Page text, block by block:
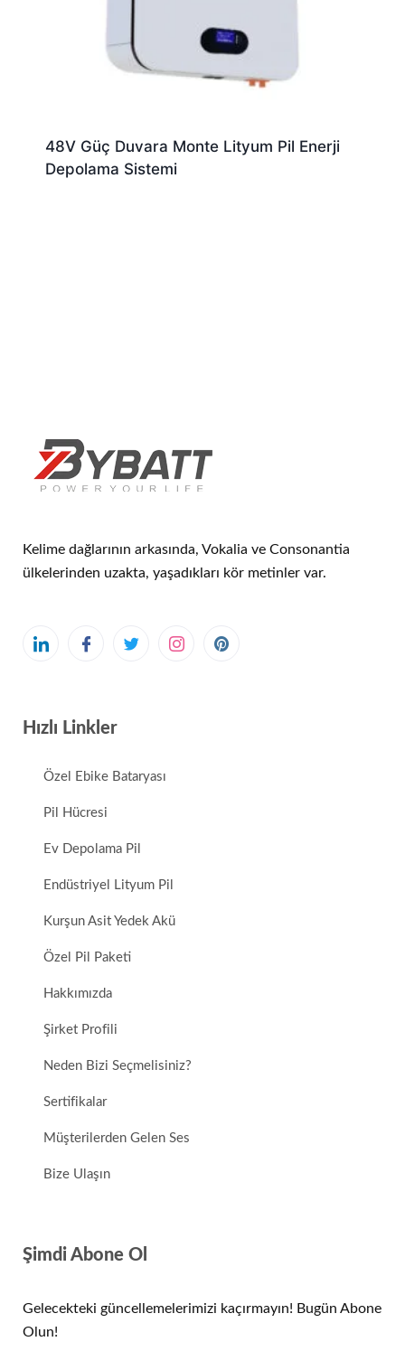
48V Güç Duvara Monte Lityum Pil Enerji
Depolama Sistemi
Kelime dağlarının arkasında, Vokalia ve Consonantia
ülkelerinden uzakta, yaşadıkları kör metinler var.
Hızlı Linkler
Özel Ebike Bataryası
Pil Hücresi
Ev Depolama Pil
Endüstriyel Lityum Pil
Kurşun Asit Yedek Akü
Özel Pil Paketi
Hakkımızda
Şirket Profili
Neden Bizi Seçmelisiniz?
Sertifikalar
Müşterilerden Gelen Ses
Bize Ulaşın
Şimdi Abone Ol
Gelecekteki güncellemelerimizi kaçırmayın! Bugün Abone
Olun!